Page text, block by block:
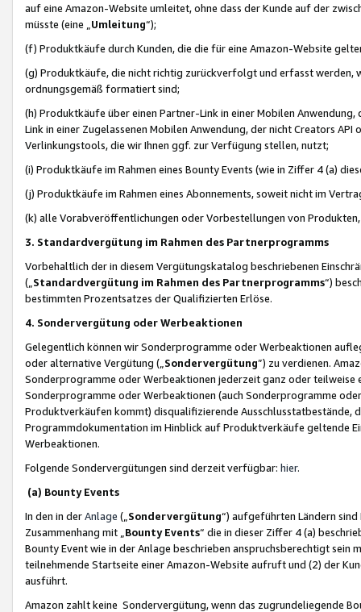
auf eine Amazon-Website umleitet, ohne dass der Kunde auf der
müsste (eine „ Umleitung“);
(f) Produktkäufe durch Kunden, die die für eine Amazon-Website
(g) Produktkäufe, die nicht richtig zurückverfolgt und erfasst werden,
ordnungsgemäß formatiert sind;
(h) Produktkäufe über einen Partner-Link in einer Mobilen
Link in einer Zugelassenen Mobilen Anwendung, der nicht Creators
Verlinkungstools, die wir Ihnen ggf. zur Verfügung stellen, nutzt;
(i) Produktkäufe im Rahmen eines Bounty Events (wie in Ziffer 4 (a)
(j) Produktkäufe im Rahmen eines Abonnements, soweit nicht im
(k) alle Vorabveröffentlichungen oder Vorbestellungen von
3. Standardvergütung im Rahmen des Partnerprogramms
Vorbehaltlich der in diesem Vergütungskatalog beschriebenen
(„ Standardvergütung im Rahmen des Partnerprogramms“)
bestimmten Prozentsatzes der Qualifizierten Erlöse.
4. Sondervergütung oder Werbeaktionen
Gelegentlich können wir Sonderprogramme oder Werbeaktionen
oder alternative Vergütung („ Sondervergütung”) zu verdienen.
Sonderprogramme oder Werbeaktionen jederzeit ganz oder
Sonderprogramme oder Werbeaktionen (auch Sonderprogramme
Produktverkäufen kommt) disqualifizierende Ausschlusstatbestände,
Programmdokumentation im Hinblick auf Produktverkäufe geltende
Werbeaktionen.
Folgende Sondervergütungen sind derzeit verfügbar: hier.
(a) Bounty Events
In den in derAnlage („ Sondervergütung“) aufgeführten Ländern
Zusammenhang mit „ Bounty Events“ die in dieser Ziffer 4 (a)
Bounty Event wie in der Anlage beschrieben anspruchsberechtigt sein
teilnehmende Startseite einer Amazon-Website aufruft und (2) der
ausführt.
Amazon zahlt keine Sondervergütung, wenn das zugrundeliegende